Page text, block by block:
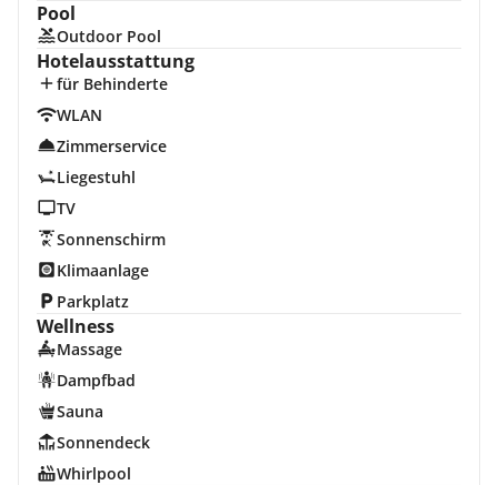
Pool
Outdoor Pool
Hotelausstattung
für Behinderte
WLAN
Zimmerservice
Liegestuhl
TV
Sonnenschirm
Klimaanlage
Parkplatz
Wellness
Massage
Dampfbad
Sauna
Sonnendeck
Whirlpool